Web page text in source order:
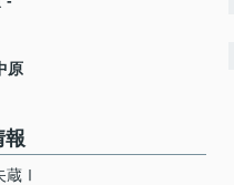
原
報
蔵Ⅰ